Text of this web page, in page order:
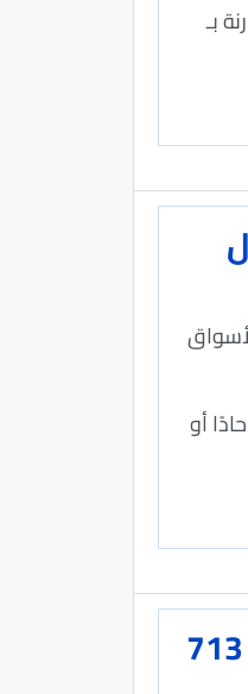
البيع نحو 3.69 شيكل، مقارنة بـ
أو
الاقتصادي يكشف بالأرقام: كيف أدى وقف المساعدات الأميركية إلى خسائر بـ 713